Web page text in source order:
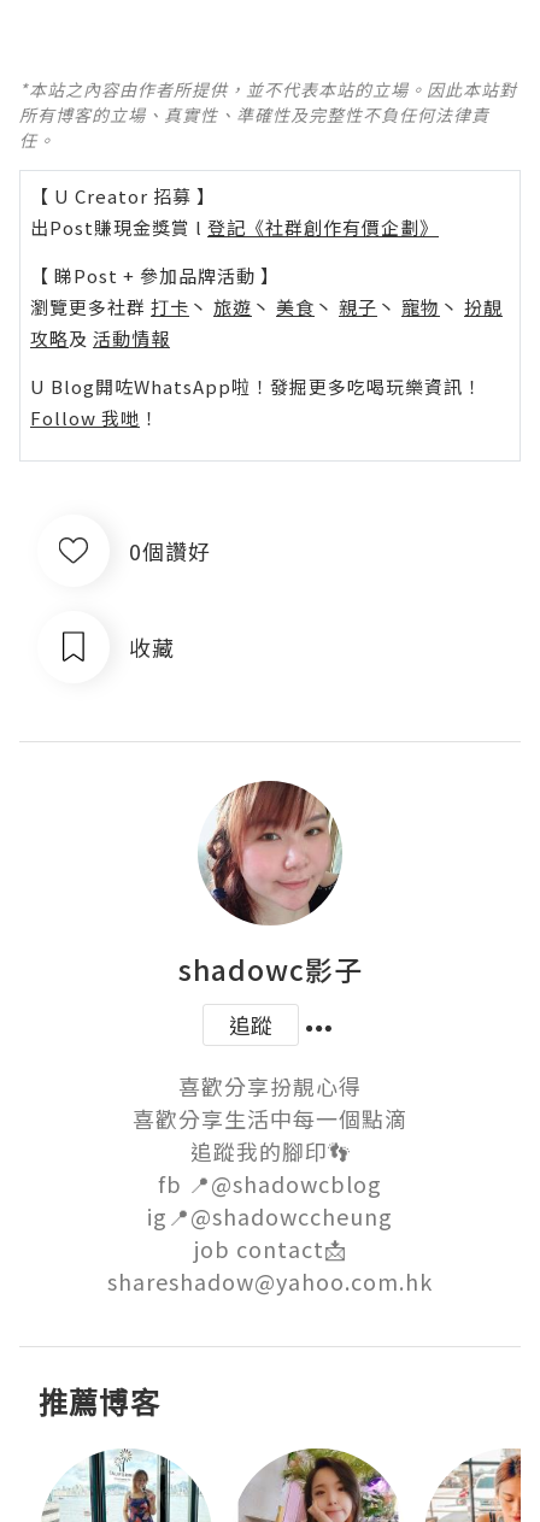
*本站之內容由作者所提供，並不代表本站的立場。因此本站對
所有博客的立場、真實性、準確性及完整性不負任何法律責
任。
【 U Creator 招募 】
出Post賺現金獎賞 l 登記《社群創作有價企劃》
【 睇Post + 參加品牌活動 】
瀏覽更多社群 打卡 丶 旅遊 丶 美食 丶 親子 丶 寵物 丶 扮靚
攻略及 活動情報
U Blog開咗WhatsApp啦！發掘更多吃喝玩樂資訊！
Follow 我哋 ！
0個讚好
收藏
shadowc影子
追蹤
喜歡分享扮靚心得
喜歡分享生活中每一個點滴
追蹤我的腳印👣
fb 📍@shadowcblog
ig📍@shadowccheung
job contact📩
shareshadow@yahoo.com.hk
推薦博客